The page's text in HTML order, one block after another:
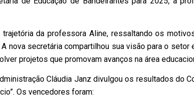
da professora Aline, ressaltando os
nova secretária compartilhou sua visão para o setor
projetos que promovam avanços na área
Cláudia Janz divulgou os resultados do
Os vencedores foram: